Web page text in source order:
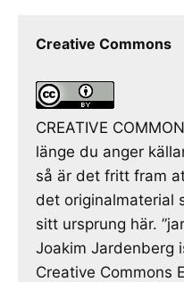
Creative Commons
CREATIVE
länge du anger
så är det fritt fram
det originalmaterial
sitt ursprung här.
Joakim Jardenberg
Creative Commons